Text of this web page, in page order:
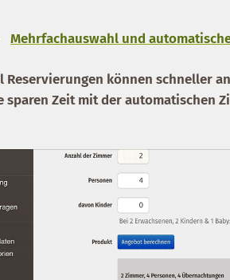
Mehrfachauswahl und
Reservierungen können schneller
sparen Zeit mit derautomatischen